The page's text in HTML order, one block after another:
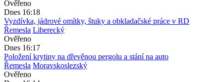
Ověřeno
Dnes 16:18
Vyzdívka, jádrové omítky, štuky a obkladačské práce v RD
Řemesla Liberecký
Ověřeno
Dnes 16:17
Položení krytiny na dřevěnou pergolu a stání na auto
Řemesla Moravskoslezský
Ověřeno